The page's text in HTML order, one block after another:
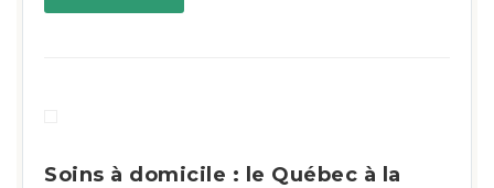
Soins à domicile : le Québec à la